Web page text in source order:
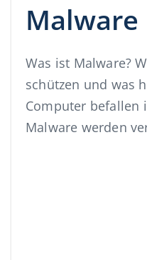
Malware
Was ist Malware?
schützen und was
Computer befallen
Malware werden